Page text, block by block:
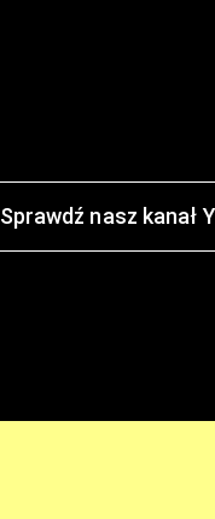
Sprawdź nasz kanał